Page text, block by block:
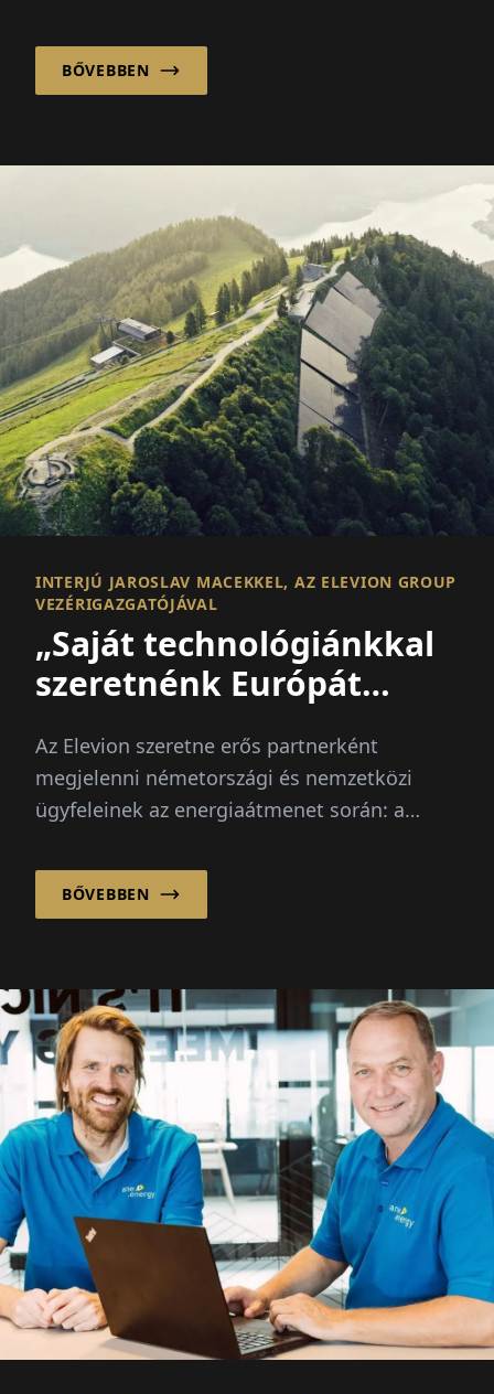
kínál az alacsony- és...
BŐVEBBEN
INTERJÚ JAROSLAV MACEKKEL, AZ ELEVION GROUP
VEZÉRIGAZGATÓJÁVAL
„Saját technológiánkkal
szeretnénk Európát
Az Elevion szeretne erős partnerként
megjelenni németországi és nemzetközi
ügyfeleinek az energiaátmenet során: a
BŐVEBBEN